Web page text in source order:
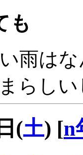
も
雨は
らし
(土) [n